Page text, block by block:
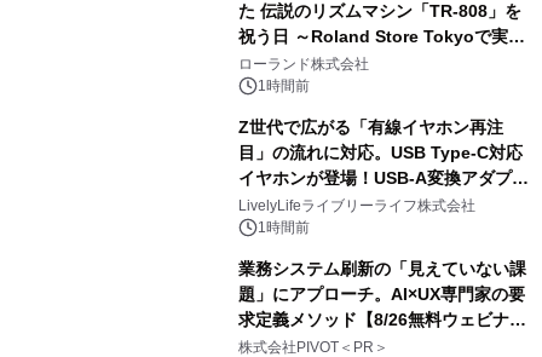
た 伝説のリズムマシン「TR-808」を
祝う日 ～Roland Store Tokyoで実機
を展示しての 記念キャンペーンを開
催 英国ラジオ「NTS」の 特別プログ
アーティストを フィーチャーしたアニ
メーションを公開～
ローランド株式会社
1時間前
Z世代で広がる「有線イヤホン再注
目」の流れに対応。USB Type-C対応
イヤホンが登場！USB-A変換アダプタ
ー付きでスマホからパソコンまで幅広
く活用可能
LivelyLifeライブリーライフ株式会社
1時間前
業務システム刷新の「見えていない課
題」にアプローチ。AI×UX専門家の要
求定義メソッド【8/26無料ウェビナ
ー】株式会社PIVOT
株式会社PIVOT＜PR＞